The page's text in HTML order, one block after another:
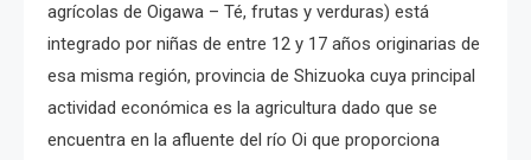
agrícolas de Oigawa – Té, frutas y verduras) está
integrado por niñas de entre 12 y 17 años originarias de
esa misma región, provincia de Shizuoka cuya principal
actividad económica es la agricultura dado que se
encuentra en la afluente del río Oi que proporciona